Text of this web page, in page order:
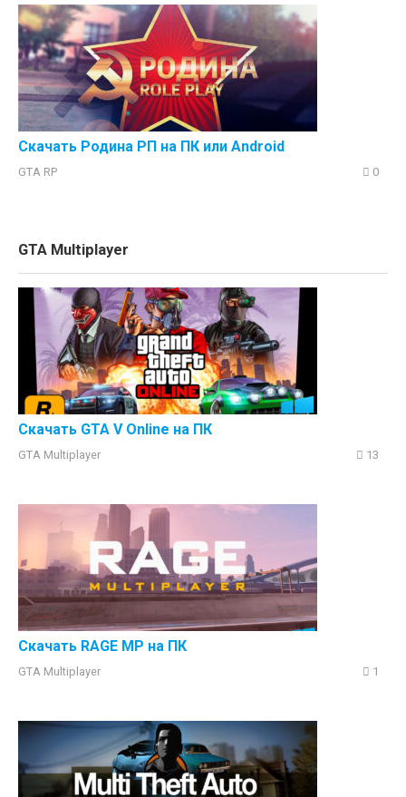
Скачать Родина РП на ПК или Android
GTA RP 0
GTA Multiplayer
Скачать GTA V Online на ПК
GTA Multiplayer 13
Скачать RAGE MP на ПК
GTA Multiplayer 1